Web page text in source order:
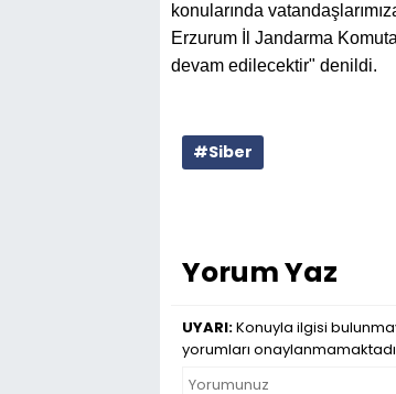
konularında
Erzurum İl Jandarma
devam edilecektir" denildi.
#Siber
Yorum Yaz
UYARI:Konuyla ilgisi
yorumları